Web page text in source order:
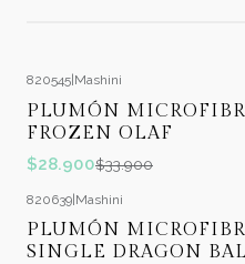
820545 Mashini
PLUMÓN
FROZEN OLAF
$28.900$33.900
820639|Mashini
PLUMÓN
SINGLE DRAGON